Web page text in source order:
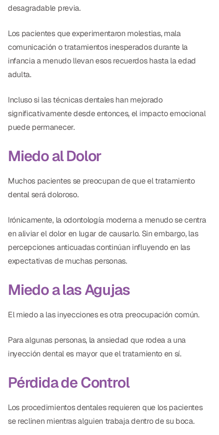
desagradable previa.
Los pacientes que experimentaron molestias, mala
comunicación o tratamientos inesperados durante la
infancia a menudo llevan esos recuerdos hasta la edad
adulta.
Incluso si las técnicas dentales han mejorado
significativamente desde entonces, el impacto emocional
puede permanecer.
Miedo al Dolor
Muchos pacientes se preocupan de que el tratamiento
dental será doloroso.
Irónicamente, la odontología moderna a menudo se centra
en aliviar el dolor en lugar de causarlo. Sin embargo, las
percepciones anticuadas continúan influyendo en las
expectativas de muchas personas.
Miedo a las Agujas
El miedo a las inyecciones es otra preocupación común.
Para algunas personas, la ansiedad que rodea a una
inyección dental es mayor que el tratamiento en sí.
Pérdida de Control
Los procedimientos dentales requieren que los pacientes
se reclinen mientras alguien trabaja dentro de su boca.